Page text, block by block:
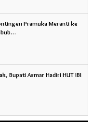
Pramuka Meranti ke
Bupati Asmar Hadiri HUT IBI